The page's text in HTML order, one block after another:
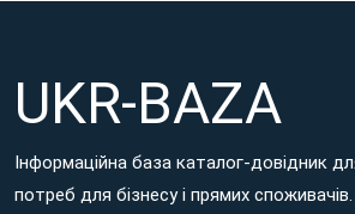
UKR-BAZA
Інформаційна база каталог-довідник
потреб для бізнесу і прямих